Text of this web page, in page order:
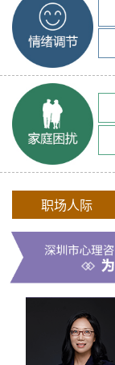
职场人际